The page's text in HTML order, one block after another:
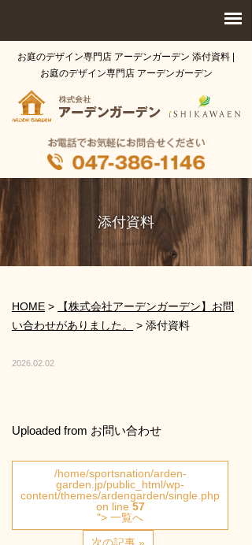
お庭のデザイン専門店 アーデンガーデン 添付資料 |
お庭のデザイン専門店 アーデンガーデン
添付資料
HOME >
【株式会社アーデンガーデン】お問
い合わせがありました。
> 添付資料
2026.02.02
Uploaded from お問い合わせ
/home/sportsnation/arden-
garden.jp/public_html/wp-
content/themes/ardengarden/single.php
on line 57
"> 一覧へ